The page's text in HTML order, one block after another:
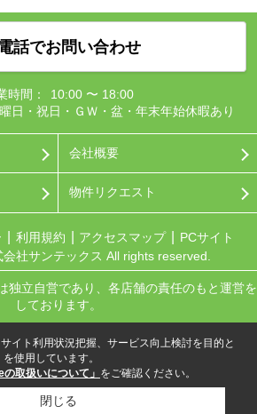
話でお問い合わせ
時間：
10:00 〜 18:00
日・祝日・ＧＷ・盆・年末年始休暇あり
会社概要
物件リクエスト
利用規約 アクセスマップ
PCサイト
社サンテックス All rights reserved.
独立自営であり、各店舗の責任のもと運営を
しております。
イト利用状況把握、サービス向上検討を目的と
使用しています。
の取扱いについて」 をご確認ください。
閉じる